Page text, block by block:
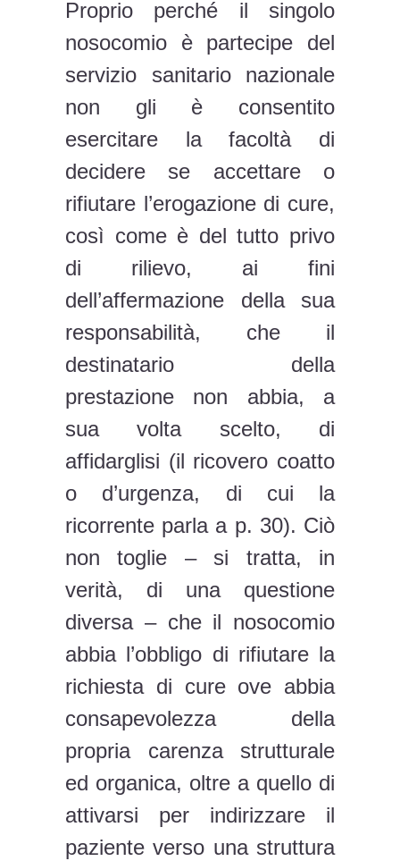
Proprio perché il singolo
nosocomio è partecipe del
servizio sanitario nazionale
non gli è consentito
esercitare la facoltà di
decidere se accettare o
rifiutare l’erogazione di cure,
così come è del tutto privo
di rilievo, ai fini
dell’affermazione della sua
responsabilità, che il
destinatario della
prestazione non abbia, a
sua volta scelto, di
affidarglisi (il ricovero coatto
o d’urgenza, di cui la
ricorrente parla a p. 30). Ciò
non toglie – si tratta, in
verità, di una questione
diversa – che il nosocomio
abbia l’obbligo di rifiutare la
richiesta di cure ove abbia
consapevolezza della
propria carenza strutturale
ed organica, oltre a quello di
attivarsi per indirizzare il
paziente verso una struttura